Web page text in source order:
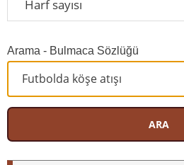
Arama - Bulmaca Sözlüğü
ARA